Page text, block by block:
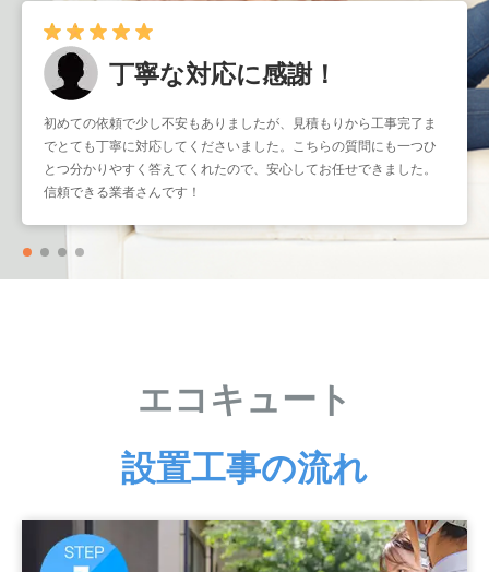
丁寧な対応に感謝！
初めての依頼で少し不安もありましたが、見積もりから工事完了ま
でとても丁寧に対応してくださいました。こちらの質問にも一つひ
とつ分かりやすく答えてくれたので、安心してお任せできました。
信頼できる業者さんです！
早くて確実！
暑くなる前に取り付けをお願いしたかったのですが、予約もスムー
ズで助かりました。工事もスピーディーなのに作業はとても丁寧
で、仕上がりも大満足です。こういう業者さんにまたお願いしたい
と思いました。
エコキュート
設置工事の流れ